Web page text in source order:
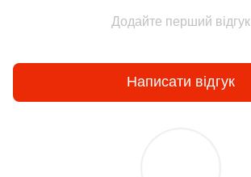
Додайте перший відгук
Написати відгук